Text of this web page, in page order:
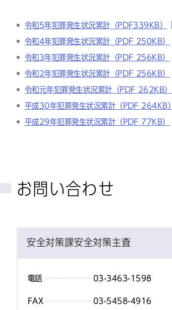
令和5年犯罪発生状況累計（PDF339KB）
令和4年犯罪発生状況累計（PDF 250KB）
令和3年犯罪発生状況累計（PDF 256KB）
令和2年犯罪発生状況累計（PDF 256KB）
令和元年犯罪発生状況累計（PDF 262KB）
平成30年犯罪発生状況累計（PDF 264KB）
平成29年犯罪発生状況累計（PDF 77KB）
お問い合わせ
安全対策課安全対策主査
電話 03-3463-1598
FAX 03-5458-4916